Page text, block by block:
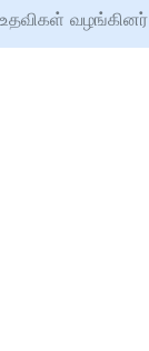
உதவிகள் வழங்கினர்